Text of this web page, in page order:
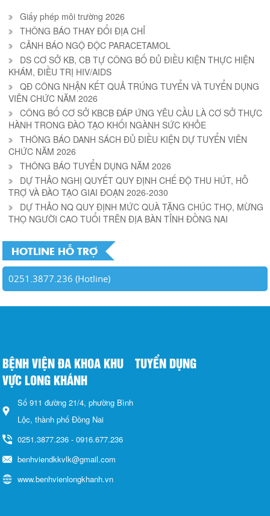
Giấy phép môi trường 2026
THÔNG BÁO THAY ĐỔI ĐỊA CHỈ
CẢNH BÁO NGỘ ĐỘC PARACETAMOL
DS CƠ SỞ KB, CB TỰ CÔNG BỐ ĐỦ ĐIỀU KIỆN THỰC HIỆN
KHÁM, ĐIỀU TRỊ HIV/AIDS
QĐ CÔNG NHẬN KẾT QUẢ TRÚNG TUYỂN VÀ TUYỂN DỤNG
VIÊN CHỨC NĂM 2026
CÔNG BỐ CƠ SỞ KBCB ĐÁP ỨNG YÊU CẦU LÀ CƠ SỞ THỰC
HÀNH TRONG ĐÀO TẠO KHỐI NGÀNH SỨC KHỎE
THÔNG BÁO DANH SÁCH ĐỦ ĐIỀU KIỆN DỰ TUYỂN VIÊN
CHỨC NĂM 2026
THÔNG BÁO TUYỂN DỤNG NĂM 2026
DỰ THẢO NGHỊ QUYẾT QUY ĐỊNH CHẾ ĐỘ THU HÚT, HỖ
TRỢ VÀ ĐÀO TẠO GIAI ĐOẠN 2026-2030
DỰ THẢO NQ QUY ĐỊNH MỨC QUÀ TẶNG CHÚC THỌ, MỪNG
THỌ NGƯỜI CAO TUỔI TRÊN ĐỊA BÀN TỈNH ĐỒNG NAI
HOTLINE HỖ TRỢ
0251.3877.236 (Hotline)
BỆNH VIỆN ĐA KHOA KHU
VỰC LONG KHÁNH
Số 911 đường 21/4, phường Bình
Lộc, thành phố Đồng Nai
0251.3877.236 - 0916.677.236
benhviendkkvlk@gmail.com
www.benhvienlongkhanh.vn
TUYỂN DỤNG